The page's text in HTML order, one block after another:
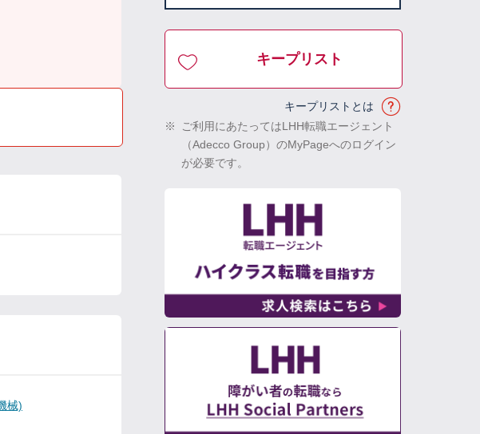
械)
キープリスト
キープリストとは
※
ご利用にあたってはLHH転職エージェント
（Adecco Group）のMyPageへのログイン
が必要です。